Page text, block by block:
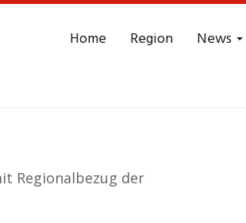
Home Region News
Regionalbezug der